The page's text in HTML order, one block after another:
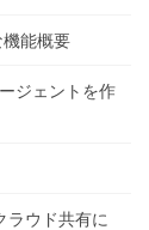
能概要
ジェントを作
ラウド共有に